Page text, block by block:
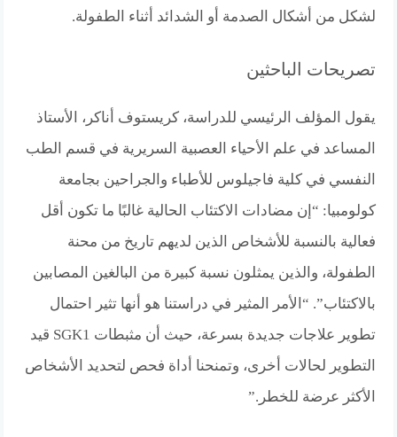
لشكل من أشكال الصدمة أو الشدائد أثناء الطفولة.
تصريحات الباحثين
يقول المؤلف الرئيسي للدراسة، كريستوف أناكر، الأستاذ
المساعد في علم الأحياء العصبية السريرية في قسم الطب
النفسي في كلية فاجيلوس للأطباء والجراحين بجامعة
كولومبيا: “إن مضادات الاكتئاب الحالية غالبًا ما تكون أقل
فعالية بالنسبة للأشخاص الذين لديهم تاريخ من محنة
الطفولة، والذين يمثلون نسبة كبيرة من البالغين المصابين
بالاكتئاب”. “الأمر المثير في دراستنا هو أنها تثير احتمال
تطوير علاجات جديدة بسرعة، حيث أن مثبطات SGK1 قيد
التطوير لحالات أخرى، وتمنحنا أداة فحص لتحديد الأشخاص
الأكثر عرضة للخطر.”